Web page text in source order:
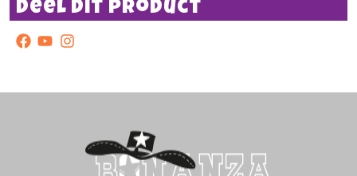
Deel dit product
facebook
youtube
instagram